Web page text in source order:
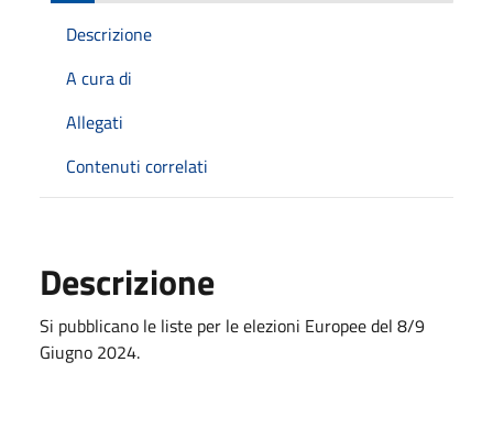
Descrizione
A cura di
Allegati
Contenuti correlati
Descrizione
Si pubblicano le liste per le elezioni Europee del 8/9
Giugno 2024.